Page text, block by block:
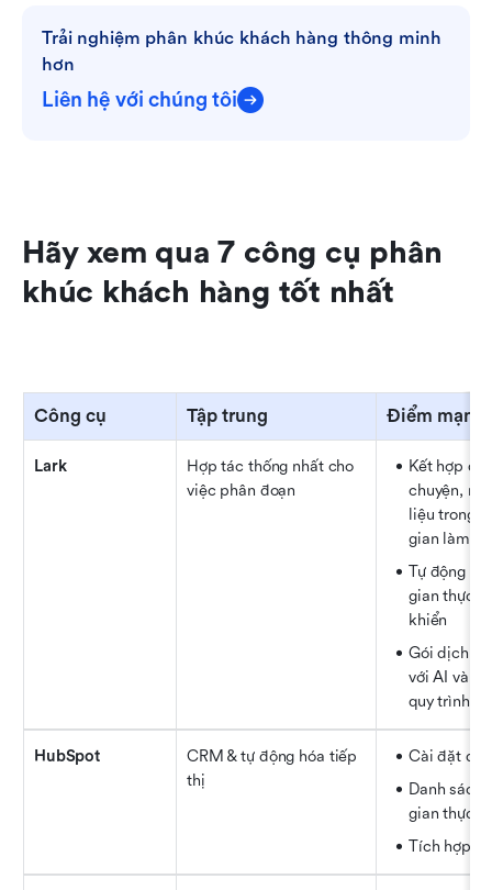
Trải nghiệm phân khúc khách hàng thông minh
hơn
Liên hệ với chúng tôi
Hãy xem qua 7 công cụ phân
khúc khách hàng tốt nhất
Công cụ Tập trung Điểm mạnh
Lark
Hợp tác thống nhất cho
việc phân đoạn
Kết hợp dữ
chuyện,
liệu trong
gian làm
Tự động
gian thực
khiển
Gói dịch
với AI và
quy trình
HubSpot
CRM & tự động hóa tiếp
thị
Cài đặt dễ
Danh sách
gian thực
Tích hợp